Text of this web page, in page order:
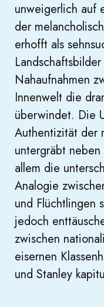
unweigerlich auf
der
erhofft als
Nahaufnahmen
Innenwelt die
überwindet. Die
Authentizität der
untergräbt
allem die
Analogie
und Flüchtlingen
jedoch
zwischen
eisernen
und Stanley